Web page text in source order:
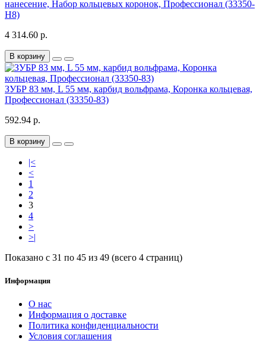
нанесение, Набор кольцевых коронок, Профессионал (33350-
H8)
4 314.60 р.
В корзину
ЗУБР 83 мм, L 55 мм, карбид вольфрама, Коронка кольцевая,
Профессионал (33350-83)
592.94 р.
В корзину
|<
<
1
2
3
4
>
>|
Показано с 31 по 45 из 49 (всего 4 страниц)
Информация
О нас
Информация о доставке
Политика конфиденциальности
Условия соглашения